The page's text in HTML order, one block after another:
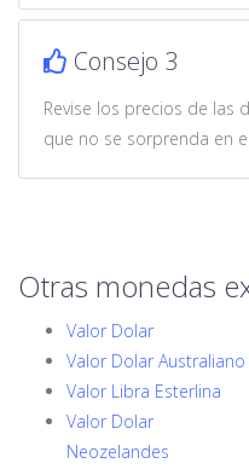
Consejo 3
Revise los precios de las
que no se sorprenda en
Otras monedas
Valor Dolar
Valor Dolar Australiano
Valor Libra Esterlina
Valor Dolar
Neozelandes